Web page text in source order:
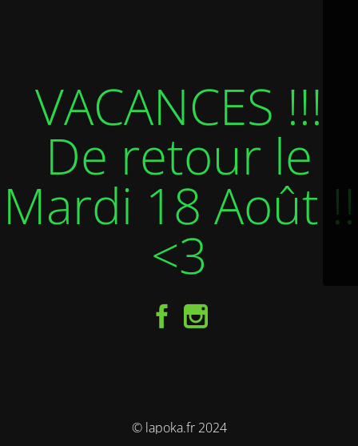
VACANCES !!!
De retour le
Mardi 18 Août !!
<3
© lapoka.fr 2024